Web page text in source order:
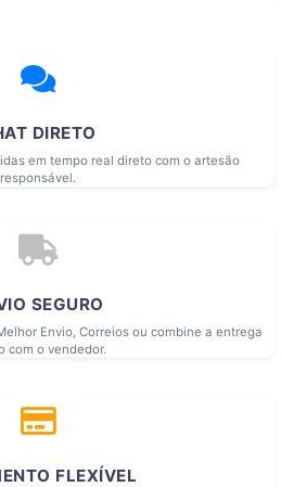
DIRETO
em tempo real direto com o artesão
responsável.
SEGURO
Envio, Correios ou combine a entrega
com o vendedor.
FLEXÍVEL